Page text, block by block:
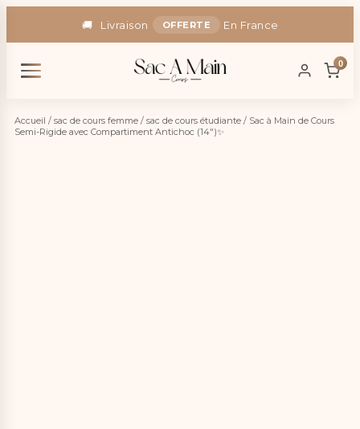
🚚 Livraison OFFERTE En France
-5% Code : SAC5 0
Accueil / sac de cours femme / sac de cours étudiante / Sac à Main de Cours
Semi-Rigide avec Compartiment Antichoc (14″)✨